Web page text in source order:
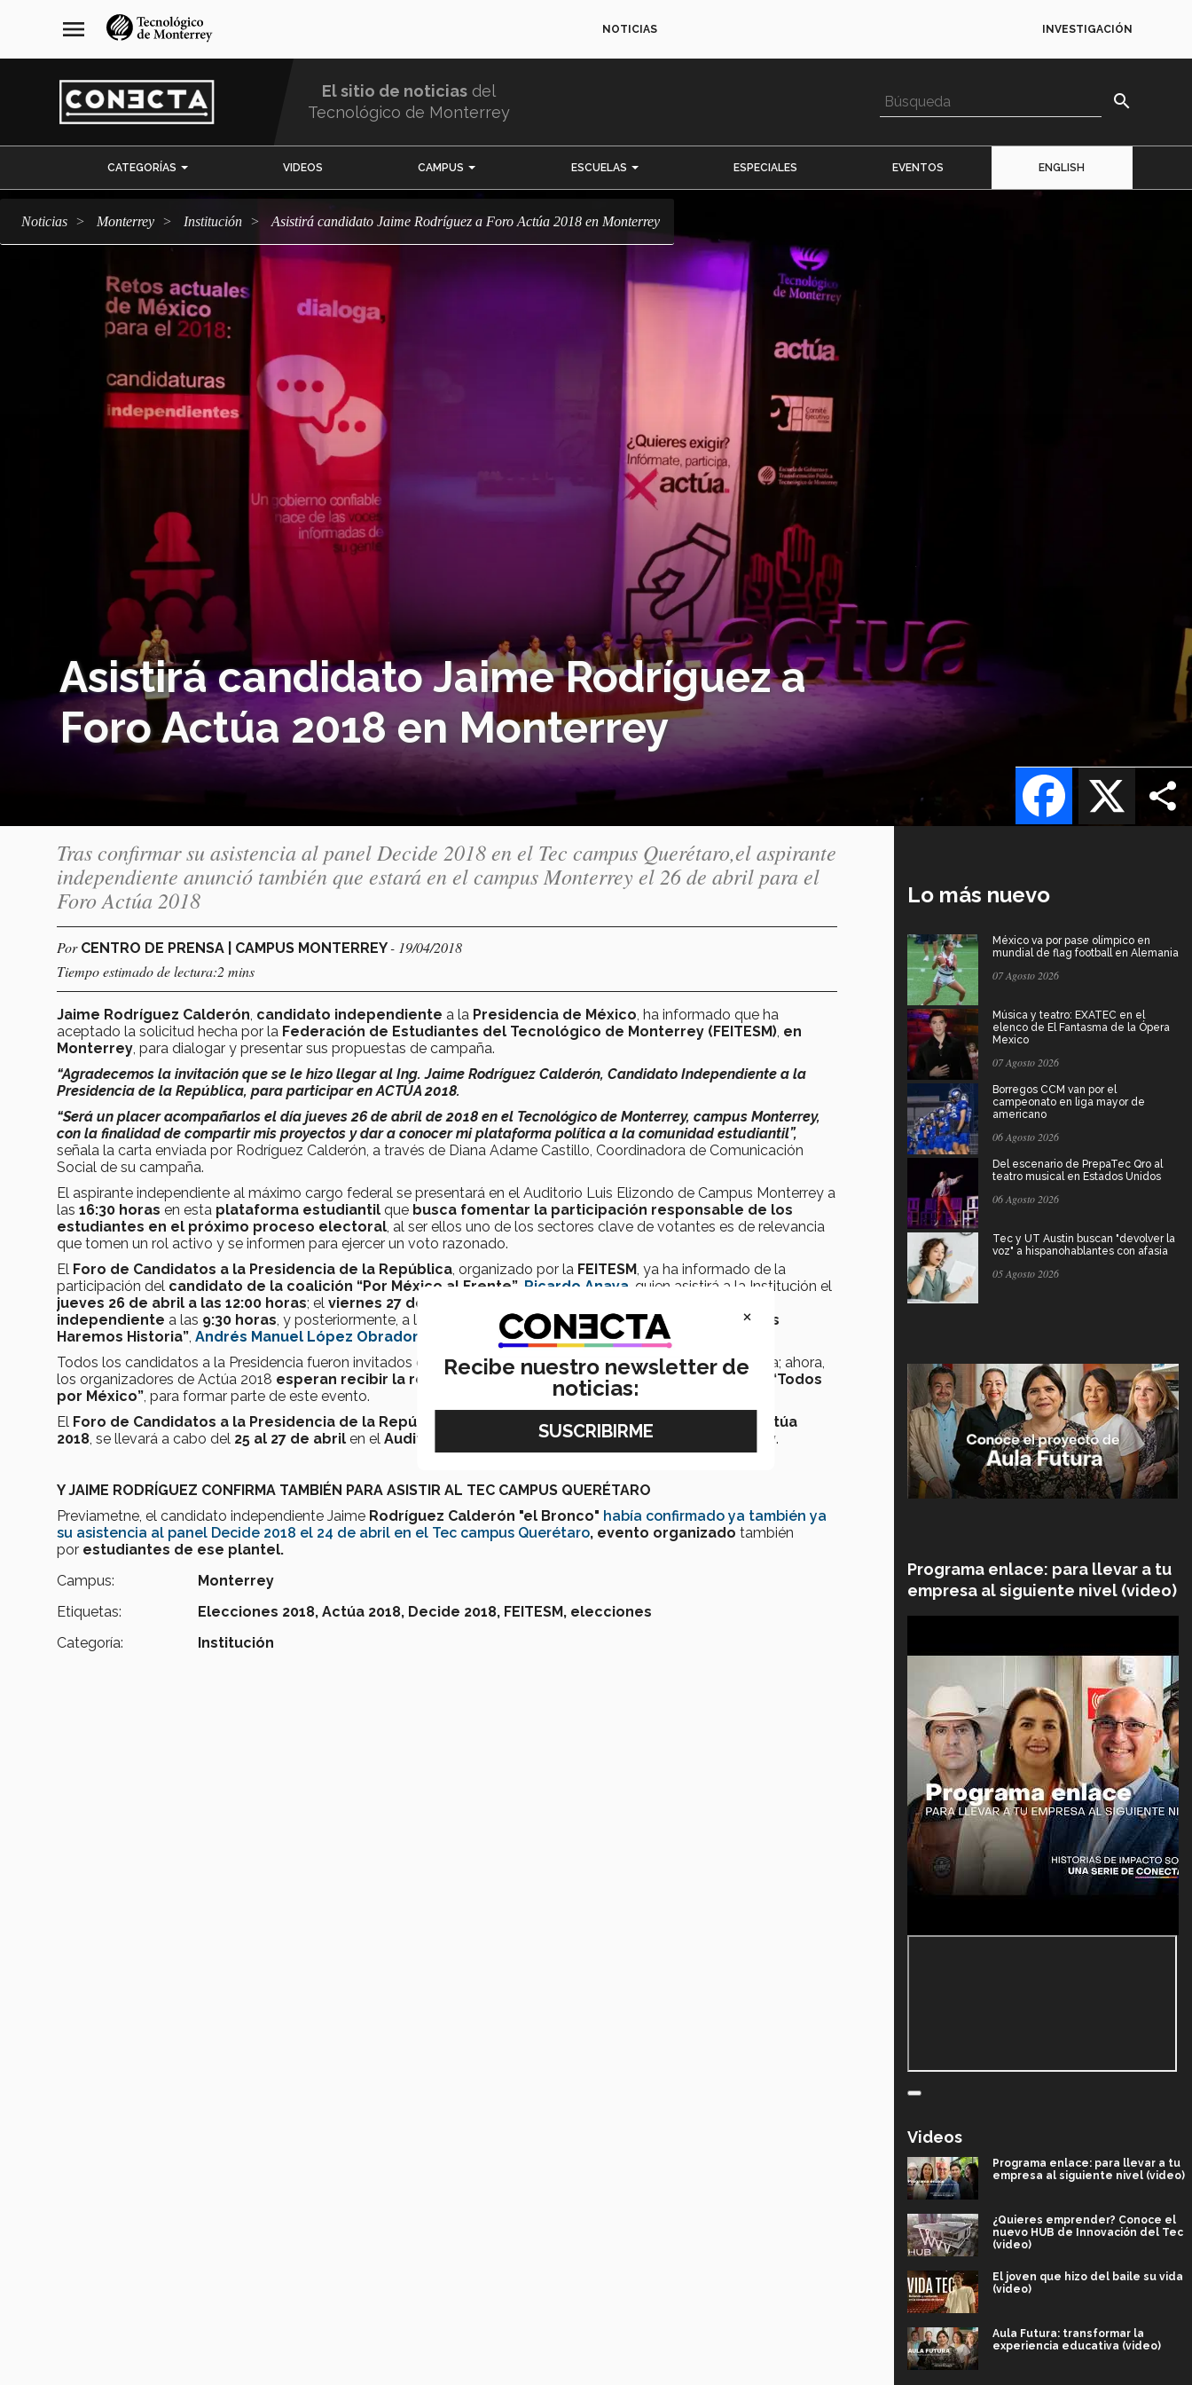
navegación
principal
menu NOTICIAS INVESTIGACIÓN
El sitio de noticias del
Tecnológico de Monterrey
search
CATEGORÍAS VIDEOS CAMPUS ESCUELAS ESPECIALES EVENTOS ENGLISH
Noticias Monterrey Institución Asistirá candidato Jaime Rodríguez a Foro Actúa 2018 en Monterrey
Asistirá candidato Jaime Rodríguez a
Foro Actúa 2018 en Monterrey
X
Facebook
Tras confirmar su asistencia al panel Decide 2018 en el Tec campus Querétaro,el aspirante
independiente anunció también que estará en el campus Monterrey el 26 de abril para el
Foro Actúa 2018
Por CENTRO DE PRENSA | CAMPUS MONTERREY- 19/04/2018
Tiempo estimado de lectura:2 mins
Jaime Rodríguez Calderón candidato independiente a la Presidencia de México , ha informado que ha
aceptado la solicitud hecha por la Federación de Estudiantes del Tecnológico de Monterrey (FEITESM) en
Monterrey , para dialogar y presentar sus propuestas de campaña.
“Agradecemos la invitación que se le hizo llegar al Ing. Jaime Rodríguez Calderón, Candidato Independiente a la
Presidencia de la República, para participar en ACTÚA 2018.
“Será un placer acompañarlos el día jueves 26 de abril de 2018 en el Tecnológico de Monterrey, campus Monterrey,
con la finalidad de compartir mis proyectos y dar a conocer mi plataforma política a la comunidad estudiantil”,
señala la carta enviada por Rodríguez Calderón, a través de Diana Adame Castillo, Coordinadora de Comunicación
Social de su campaña.
El aspirante independiente al máximo cargo federal se presentará en el Auditorio Luis Elizondo de Campus Monterrey a
las 16:30 horas en esta plataforma estudiantil que busca fomentar la participación responsable de los
estudiantes en el próximo proceso electoral , al ser ellos uno de los sectores clave de votantes es de relevancia
que tomen un rol activo y se informen para ejercer un voto razonado.
El Foro de Candidatos a la Presidencia de la República , organizado por la FEITESM , ya ha informado de la
participación del candidato de la coalición “Por México al Frente” Ricardo Anaya , quien asistirá a la Institución el
jueves 26 de abril a las 12:00 horas; el viernes 27 de abril
independiente a las 9:30 horas , y posteriormente, a las 13:30 horas, elcandidato de la coalición “Juntos
Haremos Historia” Andrés Manuel López Obrador
Todos los candidatos a la Presidencia fueron invitados de forma simultánea a formar parte de esta plataforma; ahora,
los organizadores de Actúa 2018 esperan recibir la respuesta de José Antonio Meade, de lacoalición “Todos
por México” , para formar parte de este evento.
El Foro de Candidatos a la Presidencia de la República , que se realiza en el marco de la
plataforma Actúa
2018 , se llevará a cabo del 25 al 27 de abril en el Auditorio Luis Elizondo del Tecnológico de Monterrey.
Y JAIME RODRÍGUEZ CONFIRMA TAMBIÉN PARA ASISTIR AL TEC CAMPUS QUERÉTARO
Previametne, el candidato independiente Jaime Rodríguez Calderón "el Bronco" había confirmado ya también ya
su asistencia al panel Decide 2018 el 24 de abril en el Tec campus Querétaro, evento organizado también
por estudiantes de ese plantel.
Campus:
Monterrey
Etiquetas:
Elecciones 2018, Actúa 2018, Decide 2018, FEITESM, elecciones
Categoría:
Institución
Lo más nuevo
México va por pase olímpico en
mundial de flag football en Alemania
07 Agosto 2026
Música y teatro: EXATEC en el
elenco de El Fantasma de la Ópera
Mexico
07 Agosto 2026
Borregos CCM van por el
campeonato en liga mayor de
americano
06 Agosto 2026
Del escenario de PrepaTec Qro al
teatro musical en Estados Unidos
06 Agosto 2026
Tec y UT Austin buscan "devolver la
voz" a hispanohablantes con afasia
05 Agosto 2026
Programa enlace: para llevar a tu
empresa al siguiente nivel (video)
Videos
Programa enlace: para llevar a tu
empresa al siguiente nivel (video)
¿Quieres emprender? Conoce el
nuevo HUB de Innovación del Tec
(video)
El joven que hizo del baile su vida
(video)
Aula Futura: transformar la
experiencia educativa (video)
×
Recibe nuestro newsletter de
noticias: